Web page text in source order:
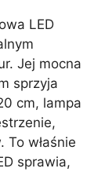
LED
Jej mocna
sprzyja
cm, lampa
To właśnie
sprawia,